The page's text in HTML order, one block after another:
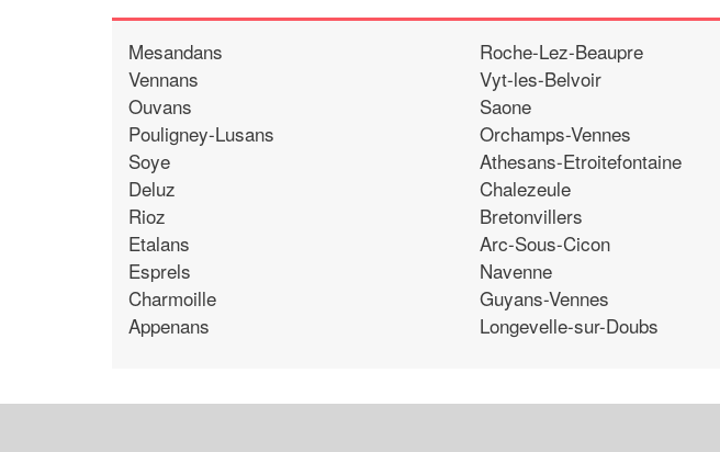
Mesandans
Vennans
Ouvans
Pouligney-Lusans
Soye
Deluz
Rioz
Etalans
Esprels
Charmoille
Appenans
Roche-Lez-Beaupre
Vyt-les-Belvoir
Saone
Orchamps-Vennes
Athesans-Etroitefontaine
Chalezeule
Bretonvillers
Arc-Sous-Cicon
Navenne
Guyans-Vennes
Longevelle-sur-Doubs